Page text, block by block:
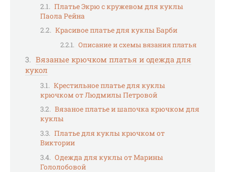
Платье Экрю с кружевом для куклы
Паола Рейна
Красивое платье для куклы Барби
Описание и схемы вязания платья
Вязаные крючком платья и одежда для
кукол
Крестильное платье для куклы
крючком от Людмилы Петровой
Вязаное платье и шапочка крючком для
куклы
Платье для куклы крючком от
Виктории
Одежда для куклы от Марины
Гололобовой